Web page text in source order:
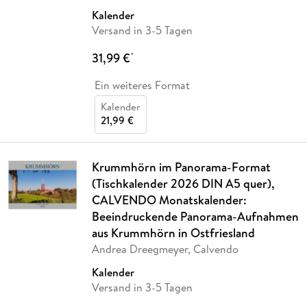
Kalender
Versand in 3-5 Tagen
31,99 €*
Ein weiteres Format
Kalender
21,99 €
Krummhörn im Panorama-Format
(Tischkalender 2026 DIN A5 quer),
CALVENDO Monatskalender:
Beeindruckende Panorama-Aufnahmen
aus Krummhörn in Ostfriesland
Andrea Dreegmeyer, Calvendo
Kalender
Versand in 3-5 Tagen